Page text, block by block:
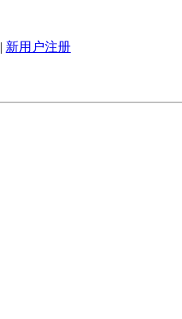
| 新用户注册